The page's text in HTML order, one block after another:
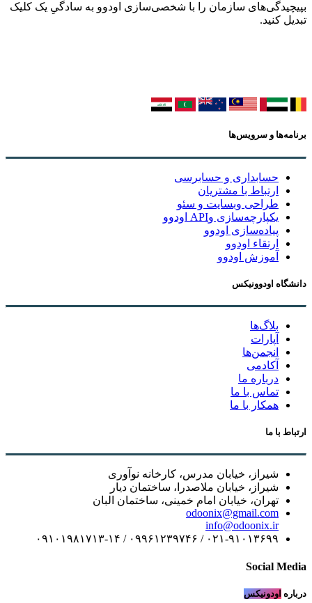
بپیچیدگی‌های سازمان را با شخصی‌سازی اودوو به سادگیِ یک کلیک
تبدیل کنید.
برنامه‌ها و سرویس‌ها
حسابداری و حسابرسی
ارتباط با مشتریان
طراحی وبسایت و سئو
یکپارچه‌سازی وAPI اودوو
پیاده‌سازی اودوو
ارتقاء اودوو
آموزش اودوو
دانشگاه اودوونیکس
بلاگ‌ها
آپارات
انجمن‌ها
آکادمی
درباره ما
تماس با ما
همکار با ما
ارتباط با ما
شیراز، خیابان مدرس، کارخانه نوآوری
شیراز، خیابان ملاصدرا، ساختمان دیار
تهران، خیابان امام خمینی، ساختمان البان
odoonix@gmail.com
info@odoonix.ir
۰۲۱-۹۱۰۱۳۶۹۹ / ۰۹۹۶۱۲۳۹۷۴۶ / ۰۹۱۰۱۹۸۱۷۱۳-۱۴
Social Media
درباره اودونیکس